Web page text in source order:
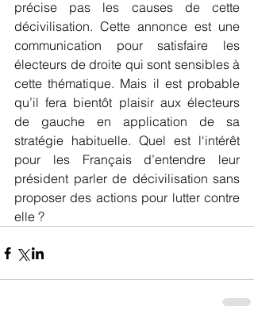
précise pas les causes de cette
décivilisation. Cette annonce est une
communication pour satisfaire les
électeurs de droite qui sont sensibles à
cette thématique. Mais il est probable
qu’il fera bientôt plaisir aux électeurs
de gauche en application de sa
stratégie habituelle. Quel est l‘intérêt
pour les Français d’entendre leur
président parler de décivilisation sans
proposer des actions pour lutter contre
elle ?